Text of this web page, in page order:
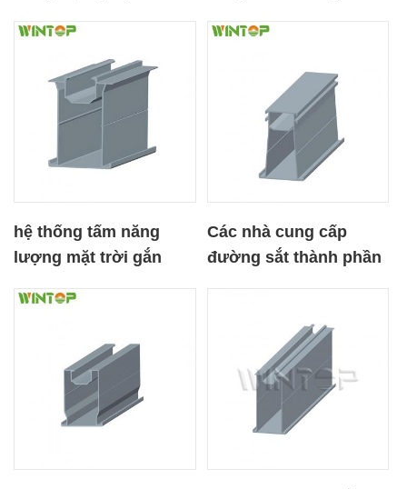
hệ thống tấm năng
lượng mặt trời gắn
phần đường sắt nhôm
Các nhà cung cấp
đường sắt thành phần